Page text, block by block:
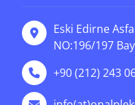
Eski Edirne
NO:196/197
+90 (212) 243